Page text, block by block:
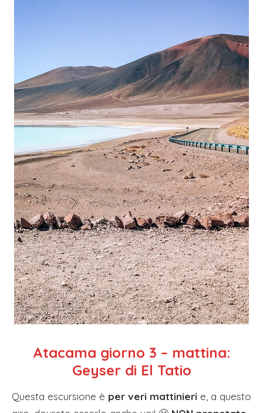
Atacama giorno 3 – mattina:
Geyser di El Tatio
Questa escursione è per veri mattinieri e, a questo